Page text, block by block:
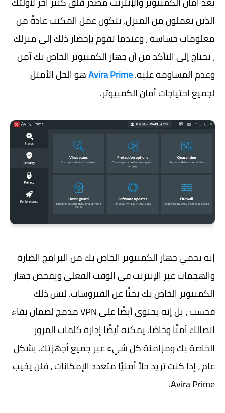
الذين يعملون من المنزل. يتكون عمل المكتب عادةً من
معلومات حساسة ، وعندما تقوم بإحضار ذلك إلى منزلك
، تحتاج إلى التأكد من أن جهاز الكمبيوتر الخاص بك آمن
وعدم المساومة عليه.Avira Primeهو الحل الأمثل
لجميع احتياجات أمان الكمبيوتر.
إنه يحمي جهاز الكمبيوتر الخاص بك من البرامج الضارة
والهجمات عبر الإنترنت في الوقت الفعلي ويفحص جهاز
الكمبيوتر الخاص بك بحثًا عن الفيروسات. ليس ذلك
فحسب ، بل إنه يحتوي أيضًا على VPN مدمج لضمان بقاء
اتصالك آمنًا وخاصًا. يمكنه أيضًا إدارة كلمات المرور
الخاصة بك ومزامنة كل شيء عبر جميع أجهزتك. بشكل
عام ، إذا كنت تريد حلاً أمنيًا متعدد الإمكانات ، فلن يخيب
Avira Prime.